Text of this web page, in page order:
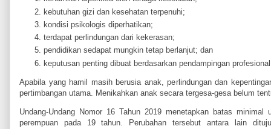
kebutuhan gizi dan kesehatan terpenuhi;
kondisi psikologis diperhatikan;
terdapat perlindungan dari kekerasan;
pendidikan sedapat mungkin tetap berlanjut; dan
keputusan penting dibuat berdasarkan pendampingan
Apabila yang hamil masih berusia anak, perlindungan dan
pertimbangan utama. Menikahkan anak secara tergesa-gesa belum
Undang-Undang Nomor 16 Tahun 2019 menetapkan batas minimal
perempuan pada 19 tahun. Perubahan tersebut antara lain